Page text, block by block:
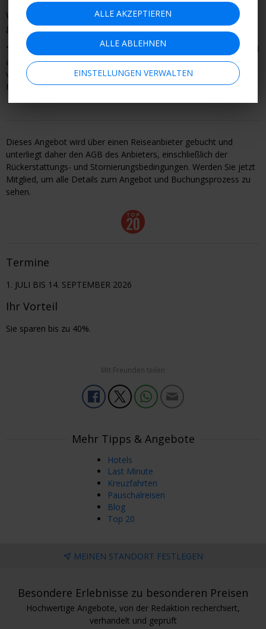
Weitere, von uns nicht geprüfte Optionen, buchen Sie teilweise
günstiger.
Travelzoo-Tipp:
Am Elbstrand liegen die Füße im Sand, während
auf der Elbe die großen Schiffe vorbeiziehen. Hierher fahren Sie
von den Landungsbrücken mit der Fähre 62 – gratis, mit der
Hamburg Card.
Dieses Angebot wird über einen Reiseanbieter gebucht und
unterliegt daher den AGB des Anbieters, einschließlich der
Rückerstattungs- und Stornierungsbedingungen. Werden Sie jetzt
Mitglied, um alle Details zum Angebot und Buchungsprozess zu
sehen.
Termine
1. JULI BIS 14. SEPTEMBER 2026
Ihr Vorteil
Sie sparen bis zu 40%.
Mit Freunden teilen
Mehr Tipps & Angebote
Hotels
Last Minute
Kreuzfahrten
Pauschalreisen
Blog
Top 20
MEINEN STANDORT FESTLEGEN
Besondere Erlebnisse zu besonderen Preisen
Hochwertige Angebote, von der Redaktion recherchiert,
verhandelt und geprüft
ALLE AKZEPTIEREN
ALLE ABLEHNEN
EINSTELLUNGEN VERWALTEN